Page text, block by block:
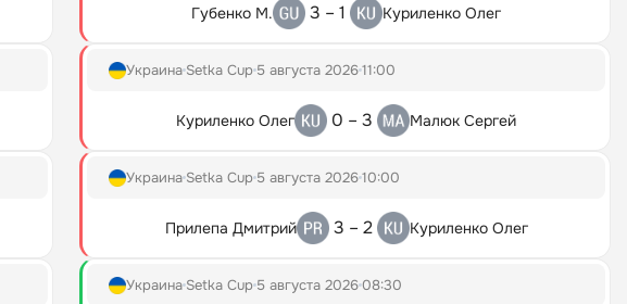
Губенко М. 3 – 1 Куриленко Олег
Украина Setka Cup 5 августа 202611:00
Куриленко Олег 0 – 3 Малюк Сергей
Украина Setka Cup 5 августа 202610:00
Прилепа Дмитрий 3 – 2 Куриленко Олег
Украина Setka Cup 5 августа 202608:30